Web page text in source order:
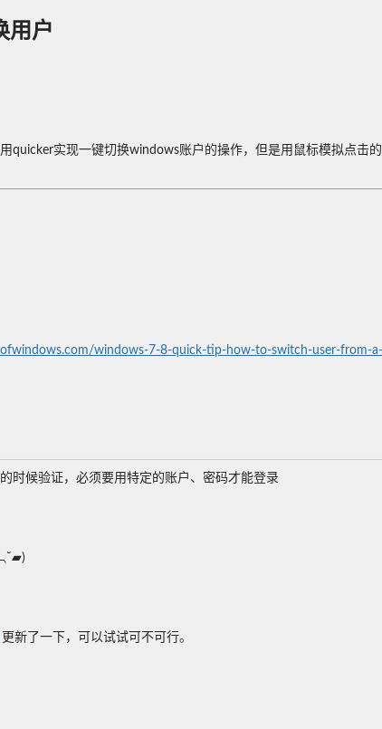
用户
quicker实现一键切换windows账户的操作，但是用鼠标模拟点
windows-7-8-quick-tip-how-to-switch-user-from-
时候验证，必须要用特定的账户、密码才能登录
更新了一下，可以试试可不可行。